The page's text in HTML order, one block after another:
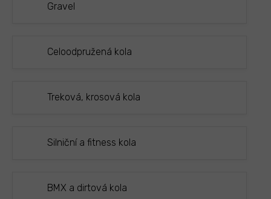
Gravel
Celoodpružená kola
Treková, krosová kola
Silniční a fitness kola
BMX a dirtová kola